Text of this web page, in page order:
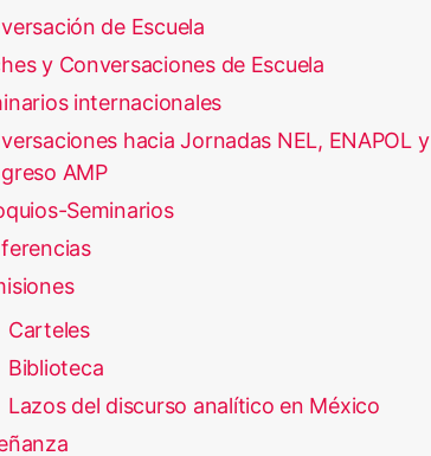
de Escuela
y Conversaciones de Escuela
internacionales
hacia Jornadas NEL, ENAPOL y
AMP
Seminarios
Carteles
Biblioteca
Lazos del discurso analítico en México